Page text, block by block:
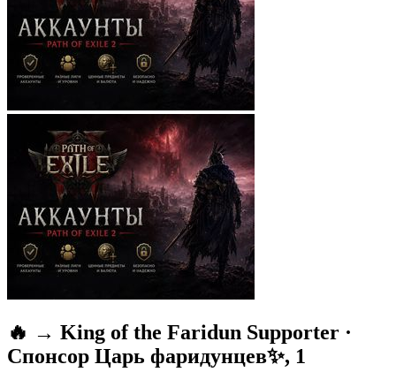
🔥 → King of the Faridun Supporter ·
Спонсор Царь фаридунцев✨, 1